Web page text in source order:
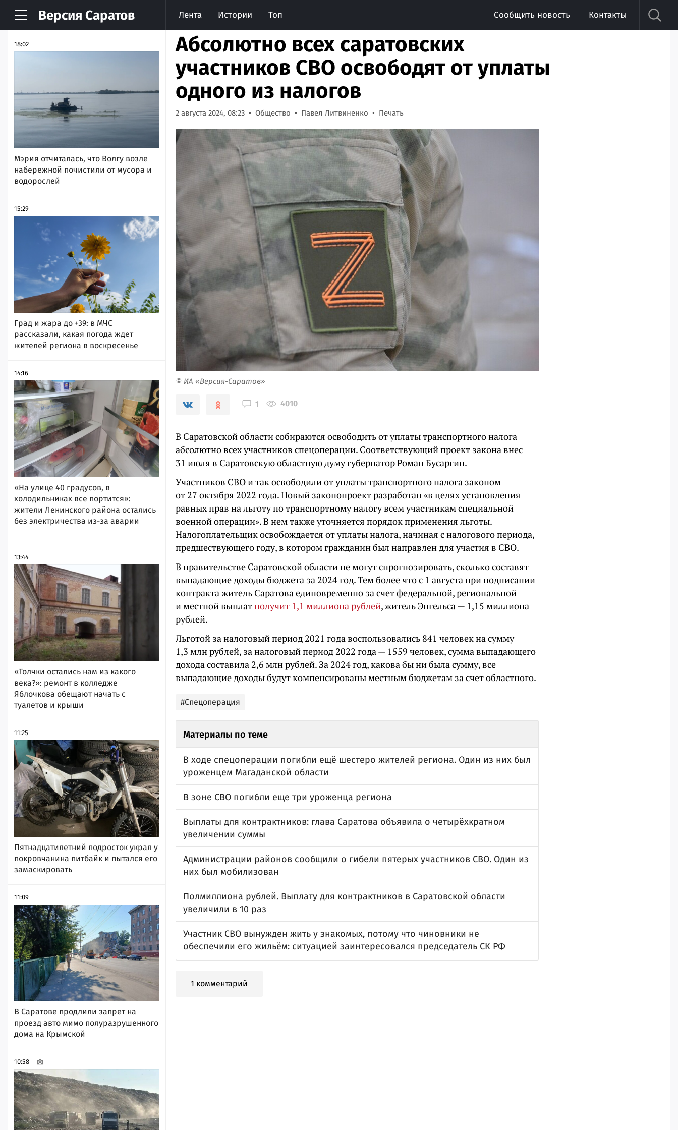
Версия Саратов Лента Истории Топ Сообщить новость Контакты
НОВОСТИ АРХИВ
18:02
Мэрия отчиталась, что Волгу возле
набережной почистили от мусора и
водорослей
15:29
Град и жара до +39: в МЧС
рассказали, какая погода ждет
жителей региона в воскресенье
14:16
«На улице 40 градусов, в
холодильниках все портится»:
жители Ленинского района остались
без электричества из-за аварии
13:44
«Толчки остались нам из какого
века?»: ремонт в колледже
Яблочкова обещают начать с
туалетов и крыши
11:25
Пятнадцатилетний подросток украл у
покровчанина питбайк и пытался его
замаскировать
11:09
В Саратове продлили запрет на
проезд авто мимо полуразрушенного
дома на Крымской
10:58
Абсолютно всех саратовских
участников СВО освободят от уплаты
одного из налогов
2 августа 2024, 08:23 Общество Павел Литвиненко Печать
© ИА «Версия-Саратов»
1 4010
В Саратовской области собираются освободить от уплаты транспортного налога
абсолютно всех участников спецоперации. Соответствующий проект закона внес
31 июля в Саратовскую областную думу губернатор Роман Бусаргин.
Участников СВО и так освободили от уплаты транспортного налога законом
от 27 октября 2022 года. Новый законопроект разработан «в целях установления
равных прав на льготу по транспортному налогу всем участникам специальной
военной операции». В нем также уточняется порядок применения льготы.
Налогоплательщик освобождается от уплаты налога, начиная с налогового периода,
предшествующего году, в котором гражданин был направлен для участия в СВО.
В правительстве Саратовской области не могут спрогнозировать, сколько составят
выпадающие доходы бюджета за 2024 год. Тем более что с 1 августа при подписании
контракта житель Саратова единовременно за счет федеральной, региональной
и местной выплатполучит 1,1 миллиона рублей, житель Энгельса — 1,15 миллиона
рублей.
Льготой за налоговый период 2021 года воспользовались 841 человек на сумму
1,3 млн рублей, за налоговый период 2022 года — 1559 человек, сумма выпадающего
дохода составила 2,6 млн рублей. За 2024 год, какова бы ни была сумму, все
выпадающие доходы будут компенсированы местным бюджетам за счет областного.
#Спецоперация
Материалы по теме
В ходе спецоперации погибли ещё шестеро жителей региона. Один из них был
уроженцем Магаданской области
В зоне СВО погибли еще три уроженца региона
Выплаты для контрактников: глава Саратова объявила о четырёхкратном
увеличении суммы
Администрации районов сообщили о гибели пятерых участников СВО. Один из
них был мобилизован
Полмиллиона рублей. Выплату для контрактников в Саратовской области
увеличили в 10 раз
Участник СВО вынужден жить у знакомых, потому что чиновники не
обеспечили его жильём: ситуацией заинтересовался председатель СК РФ
1 комментарий